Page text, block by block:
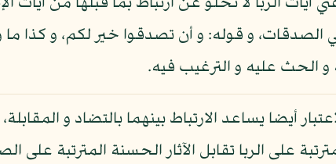
الصدقات، و قوله: و أن تصدقوا خير لكم، و كذا
الحث عليه و الترغيب فيه.
أيضا يساعد الارتباط بينهما بالتضاد و
على الربا تقابل الآثار الحسنة المترتبة